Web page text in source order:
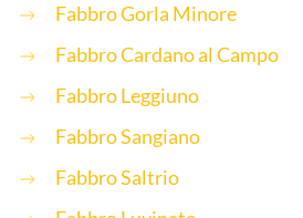
Fabbro Gorla Minore
Fabbro Cardano al Campo
Fabbro Leggiuno
Fabbro Sangiano
Fabbro Saltrio